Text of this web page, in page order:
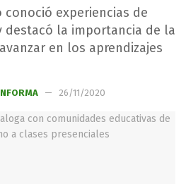
conoció experiencias de
destacó la importancia de la
en los aprendizajes
26/11/2020